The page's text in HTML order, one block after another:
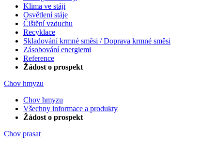
Klima ve stáji
Osvětlení stáje
Čištění vzduchu
Recyklace
Skladování krmné směsi / Doprava krmné směsi
Zásobování energiemi
Reference
Žádost o prospekt
Chov hmyzu
Chov hmyzu
Všechny informace a produkty
Žádost o prospekt
Chov prasat